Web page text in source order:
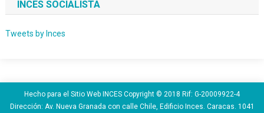
INCES SOCIALISTA
Tweets by Inces
Hecho para el Sitio Web INCES Copyright © 2018 Rif: G-20009922-4
Dirección: Av. Nueva Granada con calle Chile, Edificio Inces. Caracas. 1041